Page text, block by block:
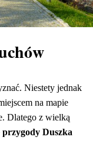
Niestety jednak
na mapie
Dlatego z wielką
Duszka